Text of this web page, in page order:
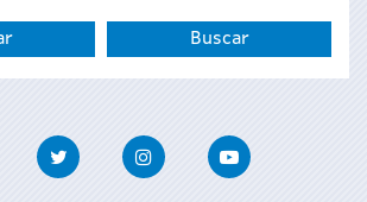
Twitter InstagramYoutube